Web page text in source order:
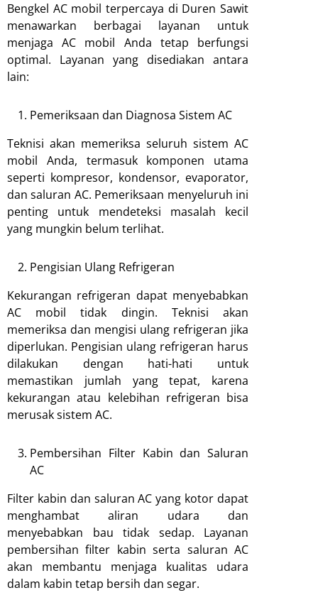
Bengkel AC mobil terpercaya di Duren Sawit
menawarkan berbagai layanan untuk
menjaga AC mobil Anda tetap berfungsi
optimal. Layanan yang disediakan antara
lain:
Pemeriksaan dan Diagnosa Sistem AC
Teknisi akan memeriksa seluruh sistem AC
mobil Anda, termasuk komponen utama
seperti kompresor, kondensor, evaporator,
dan saluran AC. Pemeriksaan menyeluruh ini
penting untuk mendeteksi masalah kecil
yang mungkin belum terlihat.
Pengisian Ulang Refrigeran
Kekurangan refrigeran dapat menyebabkan
AC mobil tidak dingin. Teknisi akan
memeriksa dan mengisi ulang refrigeran jika
diperlukan. Pengisian ulang refrigeran harus
dilakukan dengan hati-hati untuk
memastikan jumlah yang tepat, karena
kekurangan atau kelebihan refrigeran bisa
merusak sistem AC.
Pembersihan Filter Kabin dan Saluran
AC
Filter kabin dan saluran AC yang kotor dapat
menghambat aliran udara dan
menyebabkan bau tidak sedap. Layanan
pembersihan filter kabin serta saluran AC
akan membantu menjaga kualitas udara
dalam kabin tetap bersih dan segar.